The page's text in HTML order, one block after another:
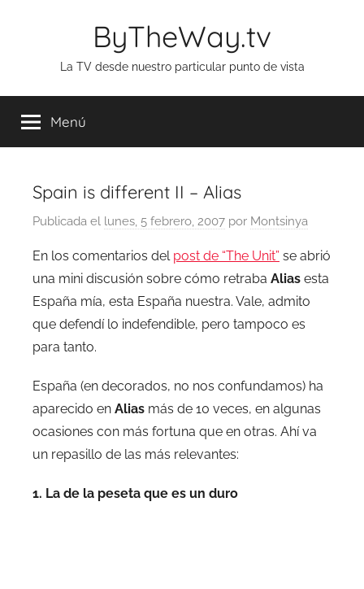
ByTheWay.tv
La TV desde nuestro particular punto de vista
Menú
Spain is different II – Alias
Publicada el lunes, 5 febrero, 2007 por Montsinya
En los comentarios del post de “The Unit” se abrió
una mini discusión sobre cómo retraba Alias esta
España mía, esta España nuestra. Vale, admito
que defendí lo indefendible, pero tampoco es
para tanto.
España (en decorados, no nos confundamos) ha
aparecido en Alias más de 10 veces, en algunas
ocasiones con más fortuna que en otras. Ahí va
un repasillo de las más relevantes:
1. La de la peseta que es un duro